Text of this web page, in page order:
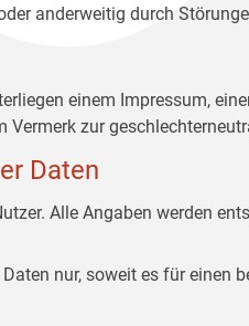
anderweitig durch
einem Impressum,
Vermerk zur
Daten
Alle Angaben werden
nur, soweit es für